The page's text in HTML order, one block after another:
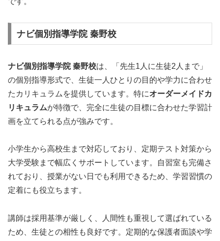
ナビ個別指導学院 秦野校
ナビ個別指導学院 秦野校は、「先生1人に生徒2人まで」
の個別指導形式で、生徒一人ひとりの目的や学力に合わせ
たカリキュラムを提供しています。特にオーダーメイドカ
リキュラムが特徴で、完全に生徒の目標に合わせた学習計
画を立てられる点が強みです。
小学生から高校生まで対応しており、定期テスト対策から
大学受験まで幅広くサポートしています。自習室も完備さ
れており、授業がない日でも利用できるため、学習習慣の
定着にも役立ちます。
講師は採用基準が厳しく、人間性も重視して選ばれている
ため、生徒との相性も良好です。定期的な保護者面談や学